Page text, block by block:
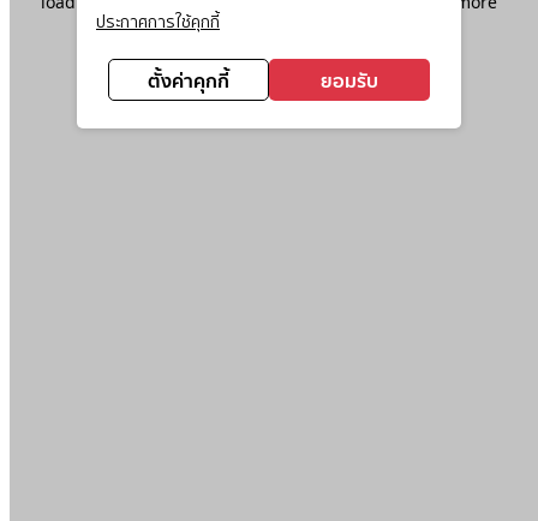
ประกาศการใช้คุกกี้
ตั้งค่าคุกกี้ ยอมรับ
information).